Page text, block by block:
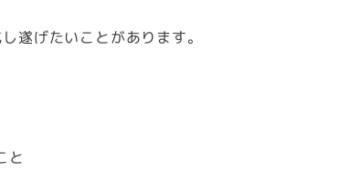
遂げたいことがあります。
と